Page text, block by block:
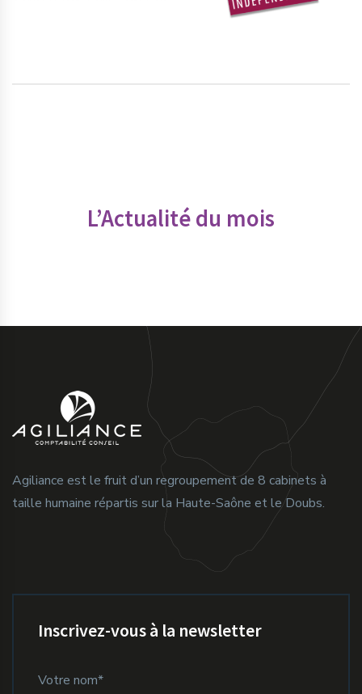
L’Actualité du mois
Agiliance est le fruit d’un regroupement de 8 cabinets à
taille humaine répartis sur la Haute-Saône et le Doubs.
Inscrivez-vous à la newsletter